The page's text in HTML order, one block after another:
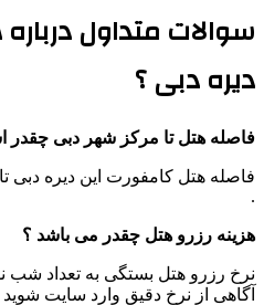
سوالات متداول
دیره دبی ؟
فاصله هتل تا مرکز شهر دبی
.
هزینه رزرو هتل چقدر می باشد ؟
نرخ رزرو هتل بستگی به تعداد شب
آگاهی از نرخ دقیق وارد سایت شوید